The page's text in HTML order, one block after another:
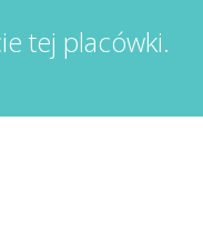
tej placówki.